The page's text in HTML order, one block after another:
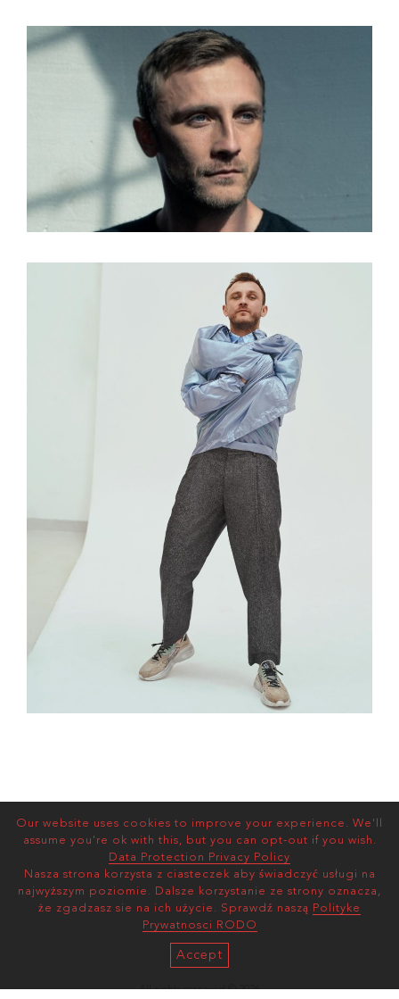
All rights reserved © 2026
Our website uses cookies to improve your experience. We'll
assume you're ok with this, but you can opt-out if you wish.
Data Protection Privacy Policy
Nasza strona korzysta z ciasteczek aby świadczyć usługi na
najwyższym poziomie. Dalsze korzystanie ze strony oznacza,
że zgadzasz sie na ich użycie. Sprawdź naszą Polityke
Prywatnosci RODO
Accept